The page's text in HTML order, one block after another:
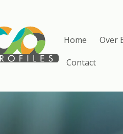
Home
Over
Contact